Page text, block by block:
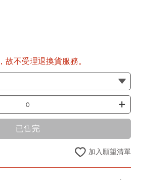
故不受理退換貨服務。
+
已售完
加入願望清單